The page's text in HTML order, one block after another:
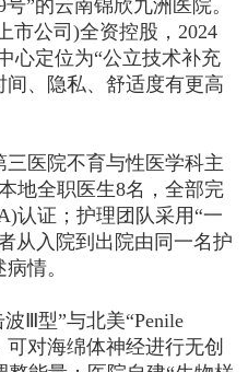
”的云南锦欣九洲医院。
市公司)全资控股，2024
心定位为“公立技术补充
间、隐私、舒适度有更高
医院不育与性医学科主
地全职医生8名，全部完
认证；护理团队采用“一
从入院到出院由同一名护
情。
Ⅲ型”与北美“Penile
可对海绵体神经进行无创